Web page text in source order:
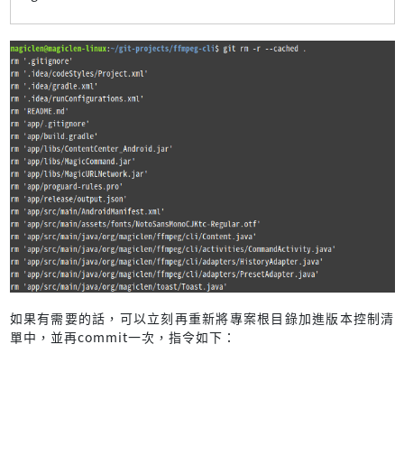
如果有需要的話，可以立刻再重新將專案根目錄加進版本控制清
單中，並再commit一次，指令如下：